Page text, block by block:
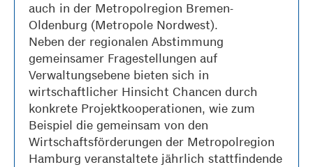
auch in der Metropolregion Bremen-
Oldenburg (Metropole Nordwest).
Neben der regionalen Abstimmung
gemeinsamer Fragestellungen auf
Verwaltungsebene bieten sich in
wirtschaftlicher Hinsicht Chancen durch
konkrete Projektkooperationen, wie zum
Beispiel die gemeinsam von den
Wirtschaftsförderungen der Metropolregion
Hamburg veranstaltete jährlich stattfindende